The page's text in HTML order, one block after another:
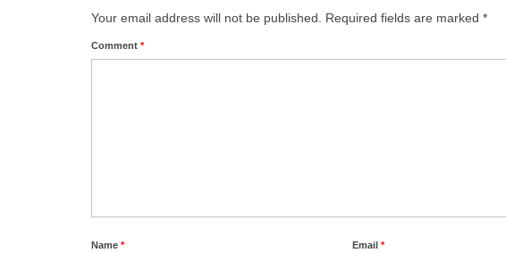
Your email address will not be published. Required fields are marked *
Comment *
Name * Email*